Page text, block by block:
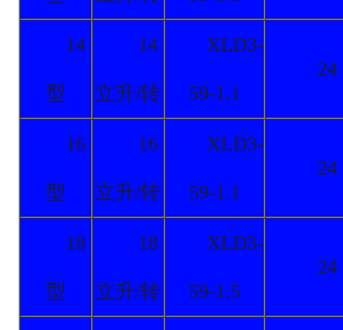
14
型
14
立升/转
XLD3-
59-1.1
24
16
型
16
立升/转
XLD3-
59-1.1
24
18
型
18
立升/转
XLD3-
59-1.5
24